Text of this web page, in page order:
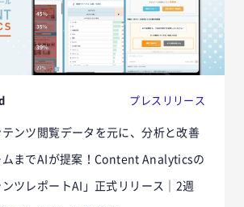
プレスリリース
ンツ閲覧データを元に、分析と改善
ムまでAIが提案！Content Analyticsの
ツレポートAI」正式リリース｜2週